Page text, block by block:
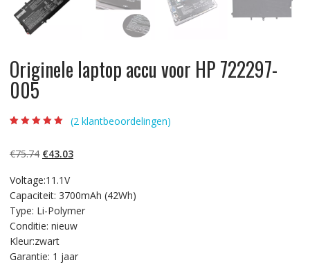
Originele laptop accu voor HP 722297-
005
gebaseerd op
klantbeoordelinge
(2 klantbeoordelingen)
€75.74 Oorspronkelijke
was:
€75.74.
€43.03Huidige
€43.03.
Voltage:11.1V
Capaciteit: 3700mAh (42Wh)
Type: Li-Polymer
Conditie: nieuw
Kleur:zwart
Garantie: 1 jaar